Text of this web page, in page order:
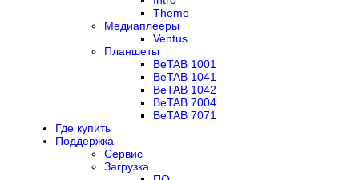
Theme
Медиаплееры
Ventus
Планшеты
BeTAB 1001
BeTAB 1041
BeTAB 1042
BeTAB 7004
BeTAB 7071
Где купить
Поддержка
Сервис
Загрузка